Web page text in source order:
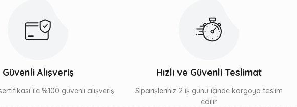
Güvenli Alışveriş
ile %100 güvenli alışveriş
Hızlı ve Güvenli Teslimat
Siparişleriniz 2 iş günü içinde kargoya teslim
edilir.